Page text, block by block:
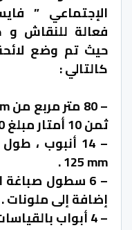
الإجتماعي ”
فعالة للنقاش
حيث تم وضع
كالتالي :
ثمن 10 أمتار مبلغ 250 درهم .
125 mm .
إضافة إلى ملونات .
– 4 أبواب بالقياسات الواردة في الصورة .